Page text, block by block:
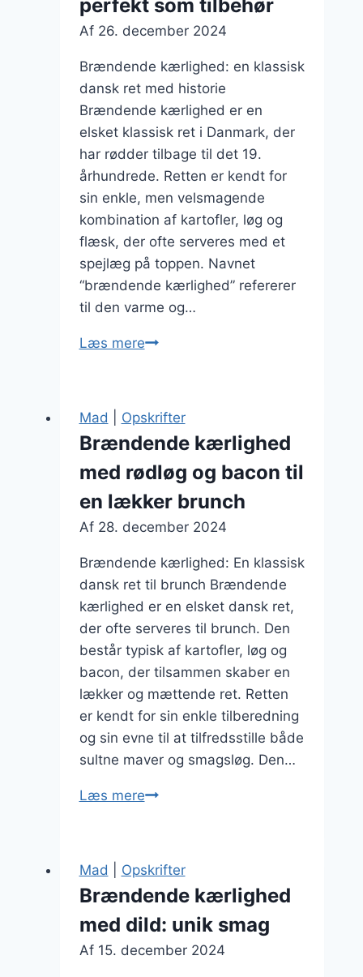
perfekt som tilbehør
Af 26. december 2024
Brændende kærlighed: en klassisk
dansk ret med historie
Brændende kærlighed er en
elsket klassisk ret i Danmark, der
har rødder tilbage til det 19.
århundrede. Retten er kendt for
sin enkle, men velsmagende
kombination af kartofler, løg og
flæsk, der ofte serveres med et
spejlæg på toppen. Navnet
“brændende kærlighed” refererer
til den varme og…
Læs mereBrændende
tomatsalat:
som
tilbehør
Mad Opskrifter
Brændende kærlighed
med rødløg og bacon til
en lækker brunch
Af 28. december 2024
Brændende kærlighed: En klassisk
dansk ret til brunch Brændende
kærlighed er en elsket dansk ret,
der ofte serveres til brunch. Den
består typisk af kartofler, løg og
bacon, der tilsammen skaber en
lækker og mættende ret. Retten
er kendt for sin enkle tilberedning
og sin evne til at tilfredsstille både
sultne maver og smagsløg. Den…
Læs mereBrændende
rødløg
bacon
til
en
Mad Opskrifter
Brændende kærlighed
med dild: unik smag
Af 15. december 2024